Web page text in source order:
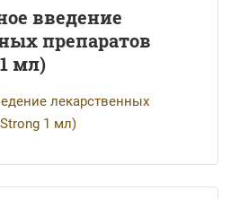
введение
препаратов
мл)
лекарственных
1 мл)